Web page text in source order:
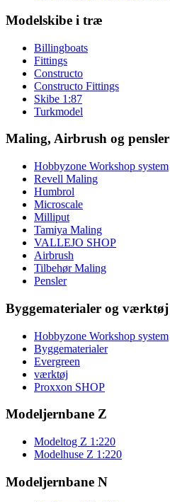
Modelskibe i træ
Billingboats
Fittings
Constructo
Constructo Fittings
Skibe 1:87
Turkmodel
Maling, Airbrush og pensler
Hobbyzone Workshop system
Revell Maling
Humbrol
Microscale
Milliput
Tamiya Maling
VALLEJO SHOP
Airbrush
Tilbehør Maling
Pensler
Byggematerialer og værktøj
Hobbyzone Workshop system
Byggematerialer
Evergreen
værktøj
Proxxon SHOP
Modeljernbane Z
Modeltog Z 1:220
Modelhuse Z 1:220
Modeljernbane N